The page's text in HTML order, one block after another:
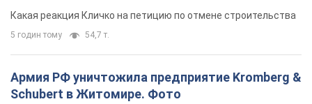
небоскреба "московского верующего"
Какая реакция Кличко на петицию по отмене строительства
5 годин тому 54,7 т.
Армия РФ уничтожила предприятие Kromberg &
Schubert в Житомире. Фото